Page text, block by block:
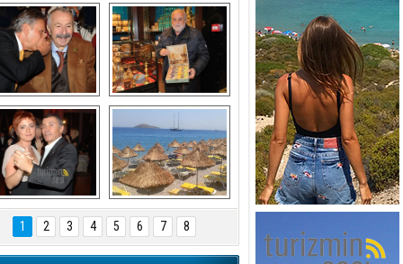
ULUSOY ve
BAĞLIKAYA
Avni Ongurlar ile
DEDEMAN
TATİL
1
2 3 4 5 6 7 8